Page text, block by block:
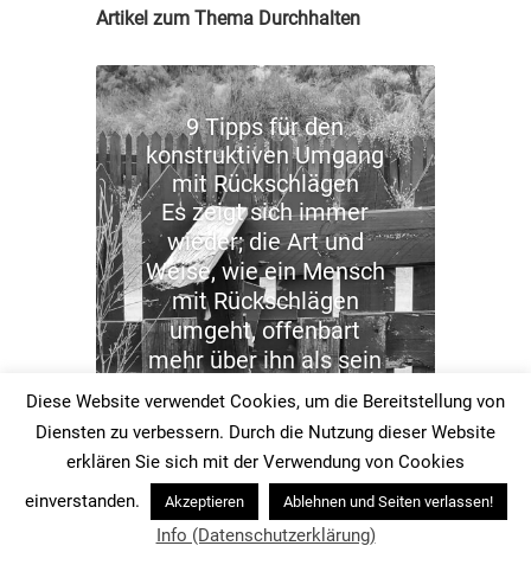
Artikel zum Thema Durchhalten
9 Tipps für den
konstruktiven Umgang
mit Rückschlägen
Es zeigt sich immer
wieder; die Art und
Weise, wie ein Mensch
mit Rückschlägen
umgeht, offenbart
mehr über ihn als sein
Erfolg. Wie lässt sich
konstruktiv mit
Rückschlägen
umgehen und gestärkt
aus ihnen
hervorgehen?
Diese Website verwendet Cookies, um die Bereitstellung von
Diensten zu verbessern. Durch die Nutzung dieser Website
erklären Sie sich mit der Verwendung von Cookies
einverstanden.
Akzeptieren Ablehnen und Seiten verlassen!
Info (Datenschutzerklärung)